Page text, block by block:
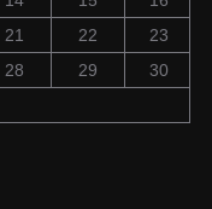
21 22
23
28 29
30